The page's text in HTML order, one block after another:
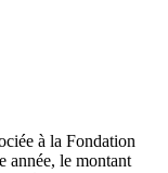
à la Fondation
année, le montant